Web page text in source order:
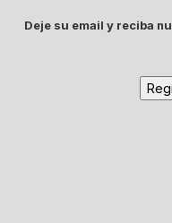
Deje su email y reciba